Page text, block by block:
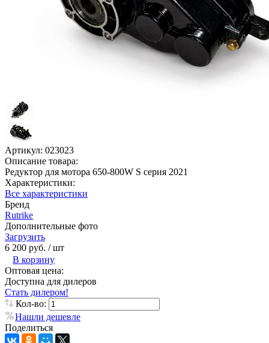
Артикул: 023023
Описание товара:
Редуктор для мотора 650-800W S серия 2021
Характеристики:
Все характеристики
Бренд
Rutrike
Дополнительные фото
Загрузить
6 200 руб. / шт
В корзину
Оптовая цена:
Доступна для дилеров
Стать дилером!
Кол-во:
Нашли дешевле
Поделиться